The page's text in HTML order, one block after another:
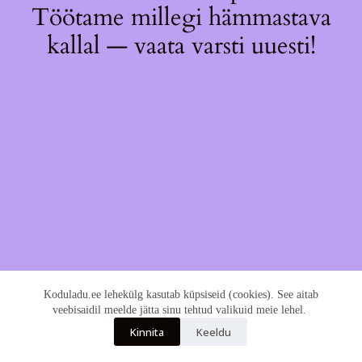
Koduladu.ee lehekülg kasutab küpsiseid (cookies). See aitab
veebisaidil meelde jätta sinu tehtud valikuid meie lehel.
Kinnita Keeldu
Töötame millegi hämmastava
kallal — vaata varsti uuesti!